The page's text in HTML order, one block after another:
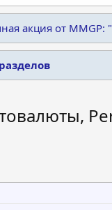
акция от